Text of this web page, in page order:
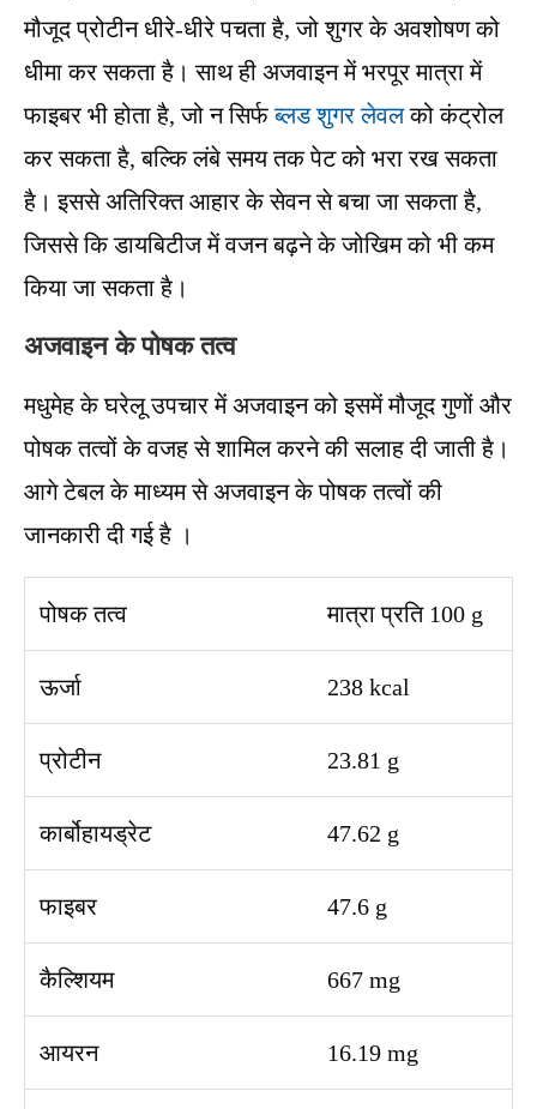
मौजूद प्रोटीन धीरे-धीरे पचता है, जो शुगर के अवशोषण को
धीमा कर सकता है। साथ ही अजवाइन में भरपूर मात्रा में
फाइबर भी होता है, जो न सिर्फब्लड शुगर लेवलको कंट्रोल
कर सकता है, बल्कि लंबे समय तक पेट को भरा रख सकता
है। इससे अतिरिक्त आहार के सेवन से बचा जा सकता है,
जिससे कि डायबिटीज में वजन बढ़ने के जोखिम को भी कम
किया जा सकता है।
अजवाइन के पोषक तत्व
मधुमेह के घरेलू उपचार में अजवाइन को इसमें मौजूद गुणों और
पोषक तत्वों के वजह से शामिल करने की सलाह दी जाती है।
आगे टेबल के माध्यम से अजवाइन के पोषक तत्वों की
जानकारी दी गई है ।
पोषक तत्व मात्रा प्रति 100 g
ऊर्जा 238 kcal
प्रोटीन 23.81 g
कार्बोहायड्रेट 47.62 g
फाइबर 47.6 g
कैल्शियम 667 mg
आयरन 16.19 mg